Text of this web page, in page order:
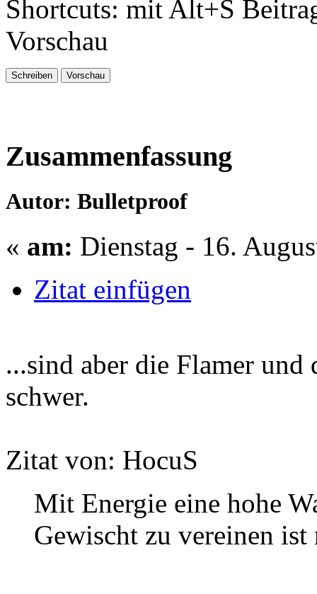
Shortcuts: mit Alt+S
Vorschau
Zusammenfassung
Autor: Bulletproof
« am: Dienstag - 16.
Zitat einfügen
...sind aber die Flamer
schwer.
Zitat von: HocuS
Mit Energie eine hohe
Gewischt zu vereinen